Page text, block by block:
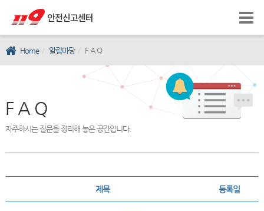
Home 알림마당 F A Q
F A Q
자주하시는 질문을 정리해 놓은 공간입니다.
제목 등록일